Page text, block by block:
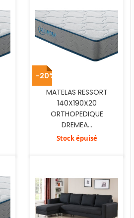
MATELAS RESSORT
140X190X20
ORTHOPEDIQUE
DREMEA...
Stock épuisé
-20%